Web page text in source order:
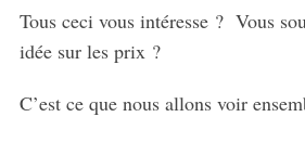
Tous ceci vous intéresse ? Vous
idée sur les prix ?
C’est ce que nous allons voir